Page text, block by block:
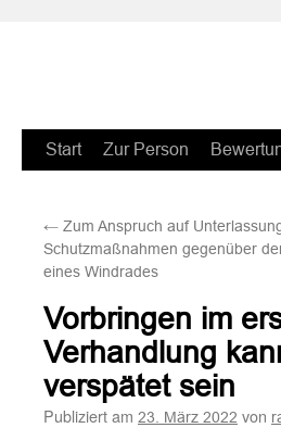
Zum
springen
Start Zur Person
← Zum Anspruch auf
Schutzmaßnahmen gegenüber
eines Windrades
Vorbringen im
Verhandlung
verspätet sein
Publiziert am 23. März 2022 von